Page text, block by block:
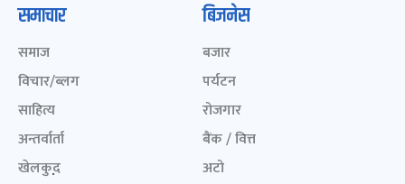
समाचार
समाज
विचार/ब्लग
साहित्य
अन्तर्वार्ता
खेलकुद़़
बिजनेस
बजार
पर्यटन
रोजगार
बैंक / वित्त
अटो